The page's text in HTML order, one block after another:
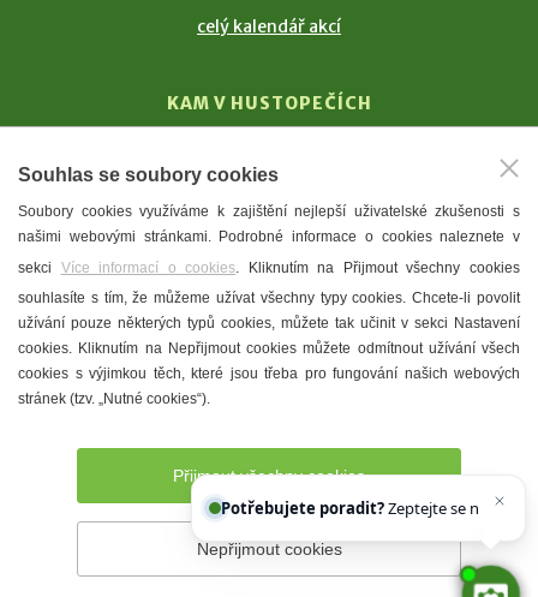
celý kalendář akcí
KAM V HUSTOPEČÍCH
T. G. Masaryk
Mandloně
Ubytování
Restaurace
Městské muzeum a galerie
Denní meníčka
Prohlášení o přístupnosti Správce webu
Souhlas se soubory cookies
Soubory cookies využíváme k zajištění nejlepší uživatelské zkušenosti s
našimi webovými stránkami. Podrobné informace o cookies naleznete v
sekci Více informací o cookies. Kliknutím na Přijmout všechny cookies
souhlasíte s tím, že můžeme užívat všechny typy cookies. Chcete-li povolit
užívání pouze některých typů cookies, můžete tak učinit v sekci Nastavení
cookies. Kliknutím na Nepřijmout cookies můžete odmítnout užívání všech
cookies s výjimkou těch, které jsou třeba pro fungování našich webových
stránek (tzv. „Nutné cookies“).
Přijmout všechny cookies
Nepřijmout cookies
Potřebujete poradit?Zeptejte se našeho asis